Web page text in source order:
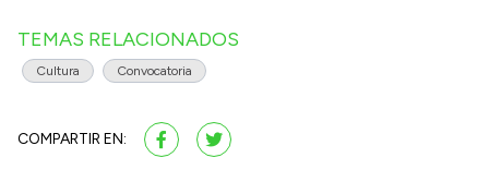
TEMAS RELACIONADOS
Cultura Convocatoria
COMPARTIR EN: